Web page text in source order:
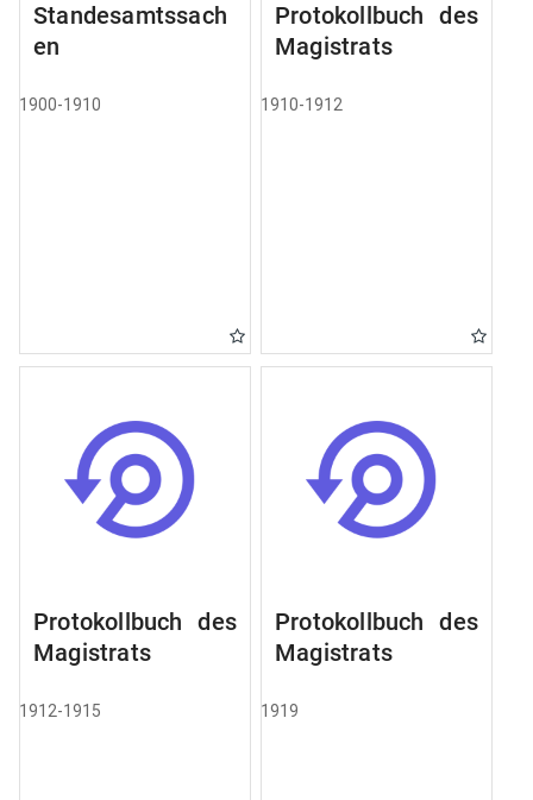
Standesamtssach
en
1900-1910
Protokollbuch des
Magistrats
1910-1912
Protokollbuch des
Magistrats
1912-1915
Protokollbuch des
Magistrats
1919